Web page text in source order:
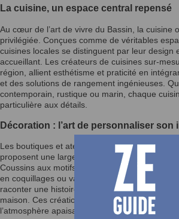
La cuisine, un espace central repensé
Au cœur de l’art de vivre du Bassin, la cuisine
privilégiée. Conçues comme de véritables
cuisines locales se distinguent par leur design
accueillant. Les créateurs de cuisines sur-
région, allient esthétisme et praticité en
et des solutions de rangement ingénieuses.
contemporain, rustique ou marin, chaque
particulière aux détails.
Décoration : l’art de personnaliser son
Les boutiques et ateliers de décoration du
proposent une large gamme d’objets pour
Coussins aux motifs inspirés de l’océan,
en coquillages ou vaisselle artisanale :
raconter une histoire et apporter une touche
maison. Ces créations uniques sont parfaites
l’atmosphère apaisante du Bassin dans votre